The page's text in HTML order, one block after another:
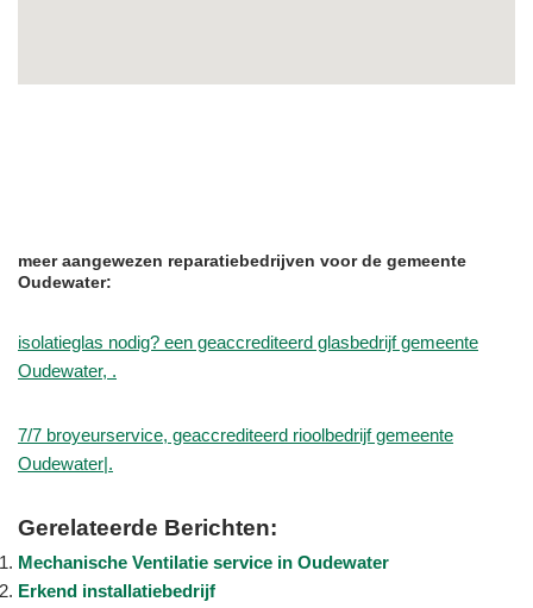
meer aangewezen reparatiebedrijven voor de gemeente
Oudewater:
isolatieglas nodig? een geaccrediteerd glasbedrijf gemeente
Oudewater, .
7/7 broyeurservice, geaccrediteerd rioolbedrijf gemeente
Oudewater|.
Gerelateerde Berichten:
Mechanische Ventilatie service in Oudewater
Erkend installatiebedrijf